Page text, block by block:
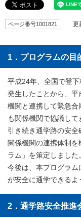
ページ番号1001821 更
1．プログラムの目
平成24年、全国で登
発生したことから、
機関と連携して緊急
も関係機関で協議して
引き続き通学路の安全
関係機関の連携体制
ラム」を策定しました
今後は、本プログラ
が安全に通学できるよ
2．通学路安全推進